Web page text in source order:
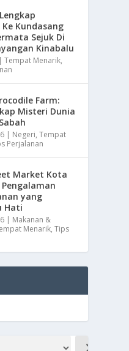
Kundasang
Sejuk Di
Kinabalu
|Tempat Menarik,
Farm:
Misteri Dunia
| Negeri,Tempat
Perjalanan
Market Kota
yang
Hati
| Makanan &
Menarik,Tips